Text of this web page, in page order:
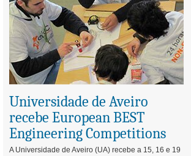
Universidade de Aveiro
recebe European BEST
Engineering Competitions
A Universidade de Aveiro (UA) recebe a 15, 16 e 19